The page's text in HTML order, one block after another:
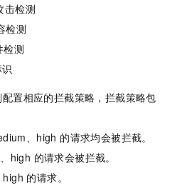
击检测
检测
检测
置相应的拦截策略，拦截策略包
、high 的请求均会被拦截。
high 的请求会被拦截。
的请求。